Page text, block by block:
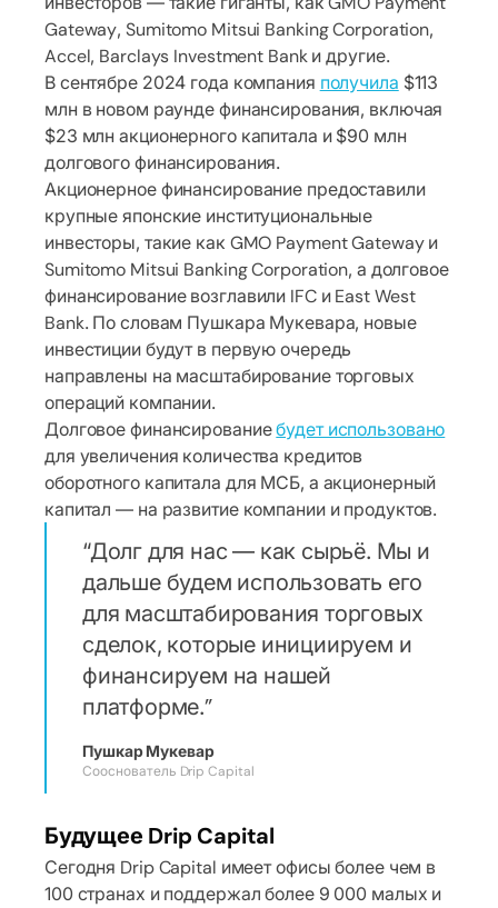
Gateway, Sumitomo Mitsui Banking Corporation,
Accel, Barclays Investment Bank и другие.
В сентябре 2024 года компания получила $113
млн в новом раунде финансирования, включая
$23 млн акционерного капитала и $90 млн
долгового финансирования.
Акционерное финансирование предоставили
крупные японские институциональные
инвесторы, такие как GMO Payment Gateway и
Sumitomo Mitsui Banking Corporation, а долговое
финансирование возглавили IFC и East West
Bank. По словам Пушкара Мукевара, новые
инвестиции будут в первую очередь
направлены на масштабирование торговых
операций компании.
Долговое финансированиебудет использовано
для увеличения количества кредитов
оборотного капитала для МСБ, а акционерный
капитал — на развитие компании и продуктов.
Долг для нас — как сырьё. Мы и
дальше будем использовать его
для масштабирования торговых
сделок, которые инициируем и
финансируем на нашей
платформе.
Пушкар Мукевар
Сооснователь Drip Capital
Будущее Drip Capital
Сегодня Drip Capital имеет офисы более чем в
100 странах и поддержал более 9 000 малых и